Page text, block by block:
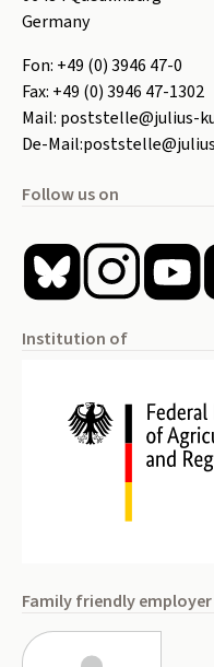
Germany
Fon: +49 (0) 3946 47-0
Fax: +49 (0) 3946 47-1302
Mail: poststelle@julius-
De-Mail:
Follow us on
Institution of
Family friendly employer